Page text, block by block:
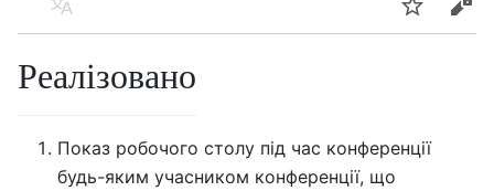
Мова Спостерігати Редагувати
Реалізовано
Показ робочого столу під час конференції
будь-яким учасником конференції, що